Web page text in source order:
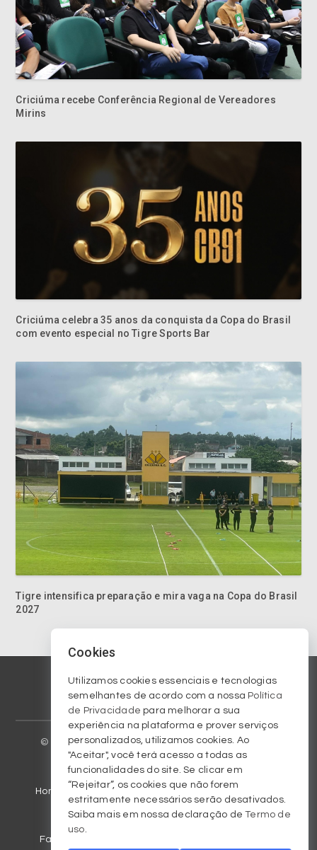
Criciúma recebe Conferência Regional de Vereadores
Mirins
Criciúma celebra 35 anos da conquista da Copa do Brasil
com evento especial no Tigre Sports Bar
Tigre intensifica preparação e mira vaga na Copa do Brasil
2027
© 2023 Copyright am570.com.br. Todos os direitos
reservados / All rights reserved.
Homepage Arquivo Colunistas Criciúma EC
Galeria de fotos Notícias Programação
Fale conosco Regulamentos Termos de Uso
Políticas de Privacidade
Cookies
Utilizamos cookies essenciais e tecnologias
semelhantes de acordo com a nossa Política
de Privacidade para melhorar a sua
experiência na plataforma e prover serviços
personalizados, utilizamos cookies. Ao
"Aceitar", você terá acesso a todas as
funcionalidades do site. Se clicar em
“Rejeitar”, os cookies que não forem
estritamente necessários serão desativados.
Saiba mais em nossa declaração deTermo de
uso.